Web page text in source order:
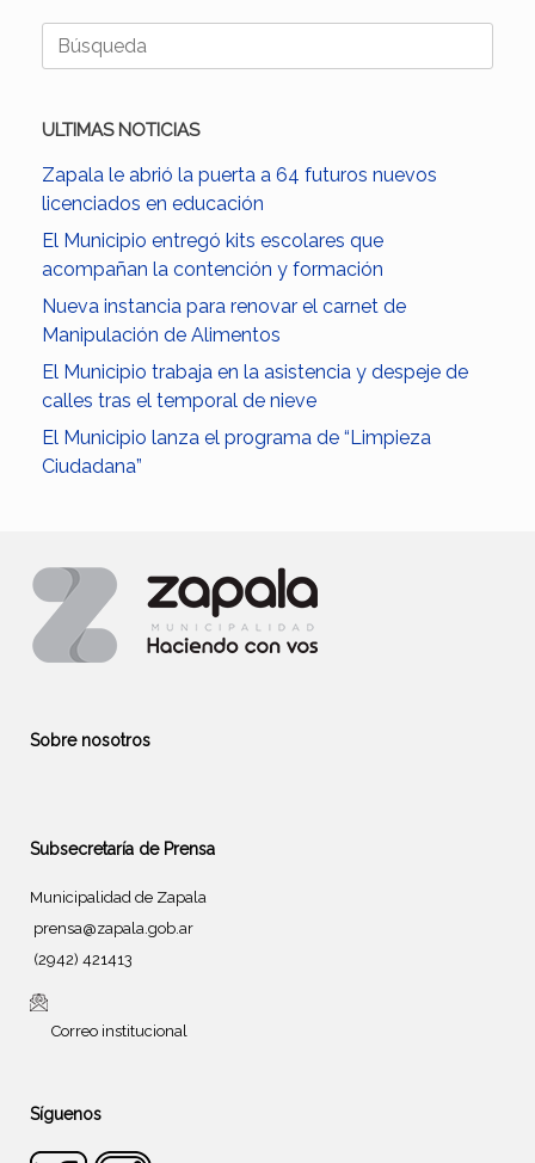
Buscar:
ULTIMAS NOTICIAS
Zapala le abrió la puerta a 64 futuros nuevos
licenciados en educación
El Municipio entregó kits escolares que
acompañan la contención y formación
Nueva instancia para renovar el carnet de
Manipulación de Alimentos
El Municipio trabaja en la asistencia y despeje de
calles tras el temporal de nieve
El Municipio lanza el programa de “Limpieza
Ciudadana”
Sobre nosotros
Subsecretaría de Prensa
Municipalidad de Zapala
prensa@zapala.gob.ar
(2942) 421413
Correo institucional
Síguenos